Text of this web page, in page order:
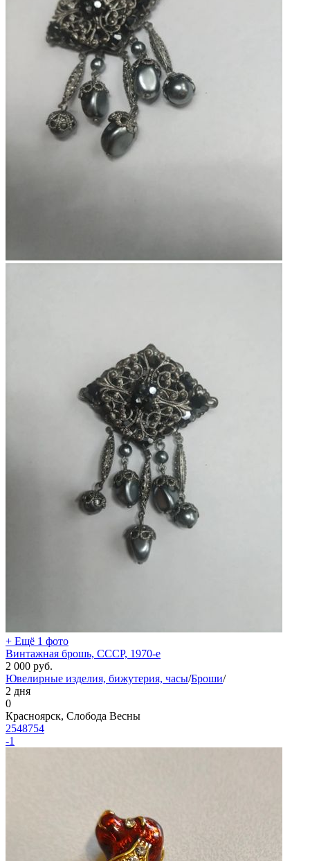
+ Ещё 1 фото
Винтажная брошь, СССР, 1970-е
2 000 руб.
Ювелирные изделия, бижутерия, часы/Броши/
2 дня
0
Красноярск, Слобода Весны
2548754
-1